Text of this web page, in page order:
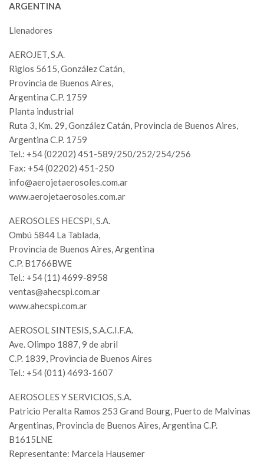
ARGENTINA
Llenadores
AEROJET, S.A.
Riglos 5615, González Catán,
Provincia de Buenos Aires,
Argentina C.P. 1759
Planta industrial
Ruta 3, Km. 29, González Catán, Provincia de Buenos Aires,
Argentina C.P. 1759
Tel.: +54 (02202) 451-589/250/252/254/256
Fax: +54 (02202) 451-250
info@aerojetaerosoles.com.ar
www.aerojetaerosoles.com.ar
AEROSOLES HECSPI, S.A.
Ombú 5844 La Tablada,
Provincia de Buenos Aires, Argentina
C.P. B1766BWE
Tel.: +54 (11) 4699-8958
ventas@ahecspi.com.ar
www.ahecspi.com.ar
AEROSOL SINTESIS, S.A.C.I.F.A.
Ave. Olimpo 1887, 9 de abril
C.P. 1839, Provincia de Buenos Aires
Tel.: +54 (011) 4693-1607
AEROSOLES Y SERVICIOS, S.A.
Patricio Peralta Ramos 253 Grand Bourg, Puerto de Malvinas
Argentinas, Provincia de Buenos Aires, Argentina C.P.
B1615LNE
Representante: Marcela Hausemer